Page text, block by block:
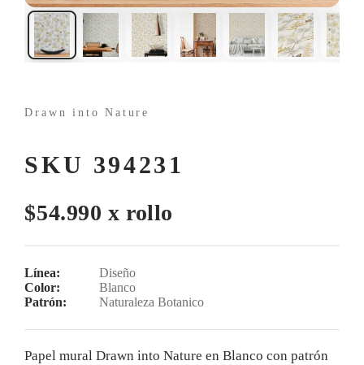
Drawn into Nature
SKU 394231
$54.990 x rollo
Línea:
Diseño
Color:
Blanco
Patrón:
Naturaleza Botanico
Papel mural Drawn into Nature en Blanco con patrón